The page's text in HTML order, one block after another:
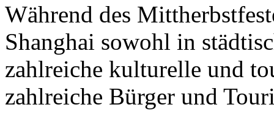
Während des
Shanghai sowohl in
zahlreiche kulturelle und
zahlreiche Bürger und